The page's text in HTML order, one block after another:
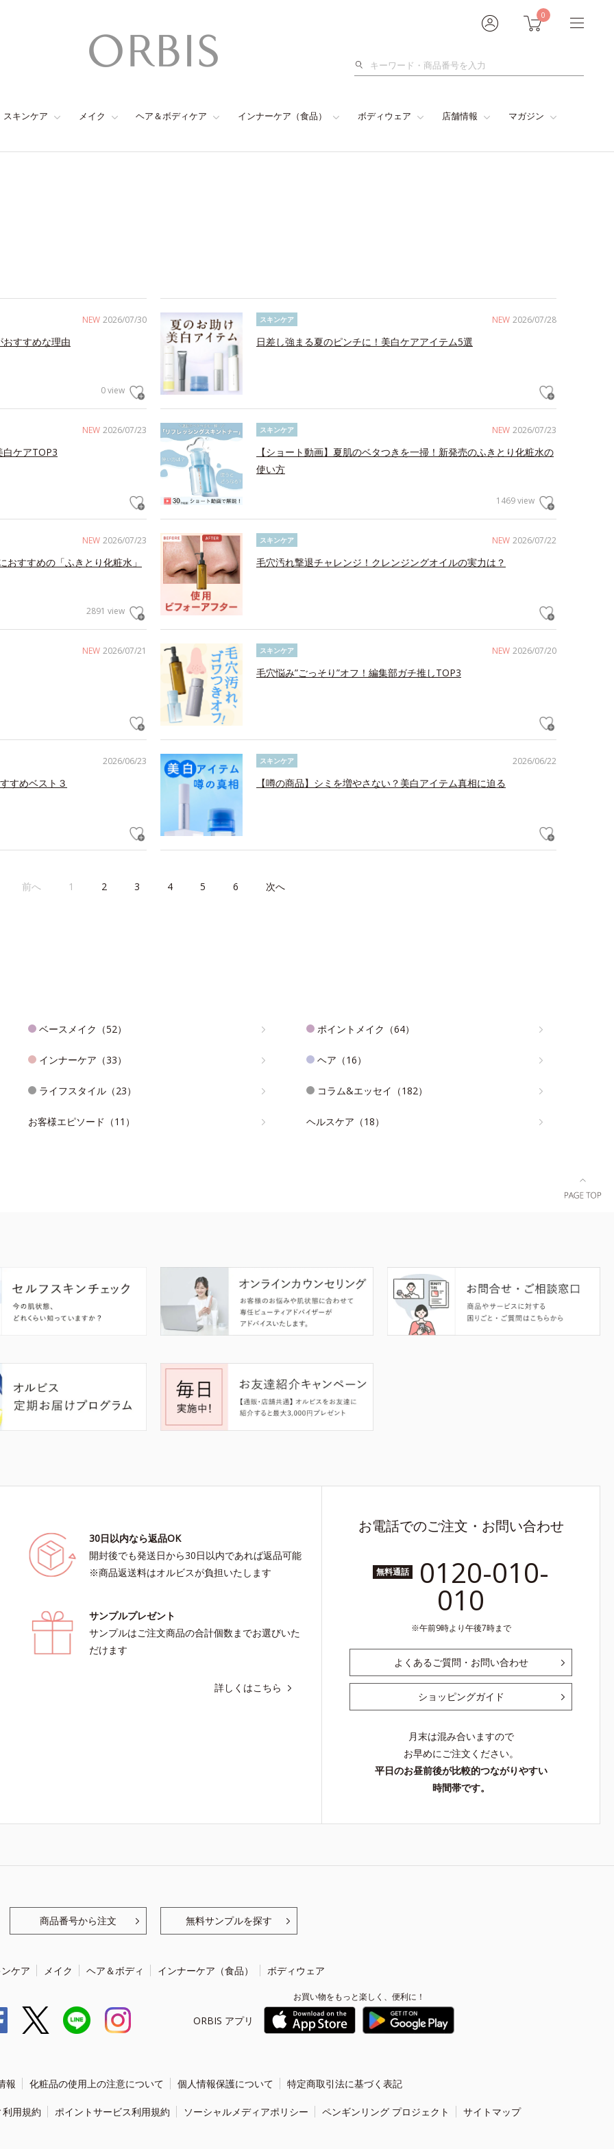
0
検
スキンケア メイク ヘア＆ボディケア インナーケア（食品） ボディウェア 店舗情報 マガジン
NEW 2026/07/30
すすめな理由
0 view
NEW 2026/07/28
スキンケア
日差し強まる夏のピンチに！美白ケアアイテム5選
NEW 2026/07/23
ケアTOP3
NEW 2026/07/23
スキンケア
【ショート動画】夏肌のベタつきを一掃！新発売のふきとり化粧水の
使い方
1469 view
NEW 2026/07/23
すすめの「ふきとり化粧水」
2891 view
NEW 2026/07/22
スキンケア
毛穴汚れ撃退チャレンジ！クレンジングオイルの実力は？
NEW 2026/07/21 NEW 2026/07/20
スキンケア
毛穴悩み”ごっそり”オフ！編集部ガチ推しTOP3
2026/06/23
すめベスト３
2026/06/22
スキンケア
【噂の商品】シミを増やさない？美白アイテム真相に迫る
前へ 1 2 3 4 5 6 次へ
ベースメイク（52） ポイントメイク（64）
インナーケア（33） ヘア（16）
ライフスタイル（23） コラム&エッセイ（182）
お客様エピソード（11） ヘルスケア（18）
30日以内なら返品OK
開封後でも発送日から30日以内であれば返品可能
※商品返送料はオルビスが負担いたします
サンプルプレゼント
サンプルはご注文商品の合計個数までお選びいた
だけます
詳しくはこちら
お電話でのご注文・お問い合わせ
無料通話 0120-010-
010
午前9時より午後7時まで
よくあるご質問・お問い合わせ
ショッピングガイド
月末は混み合いますので
お早めにご注文ください。
平日のお昼前後が比較的つながりやすい
時間帯です。
商品番号から注文 無料サンプルを探す
ケア メイク ヘア＆ボディ インナーケア（食品） ボディウェア
ORBIS アプリ
お買い物をもっと楽しく、便利に！
報 化粧品の使用上の注意について 個人情報保護について 特定商取引法に基づく表記
用規約 ポイントサービス利用規約 ソーシャルメディアポリシー ペンギンリング プロジェクト サイトマップ